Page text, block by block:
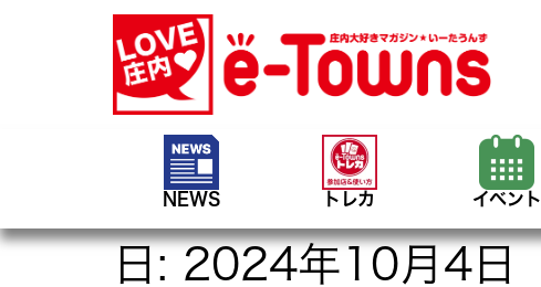
NEWS トレカ イベント
日: 2024年10月4日